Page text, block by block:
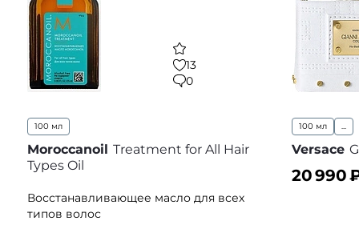
13
0
100 мл
Moroccanoil Treatment for All Hair
Types Oil
Восстанавливающее масло для всех
типов волос
100 мл ...
Versace
20 990